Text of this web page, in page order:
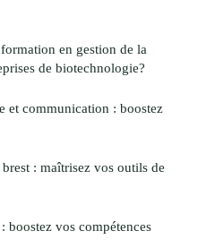
en gestion de la
de biotechnologie?
et communication : boostez
: maîtrisez vos outils de
boostez vos compétences